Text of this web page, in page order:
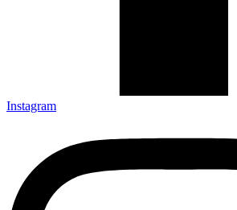
Instagram